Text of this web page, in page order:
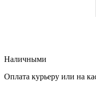
Наличными
Оплата курьеру или на